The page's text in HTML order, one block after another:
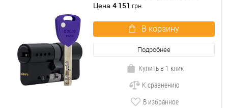
Цена 4 151 грн.
В корзину
Подробнее
Купить в 1 клик
К сравнению
В избранное